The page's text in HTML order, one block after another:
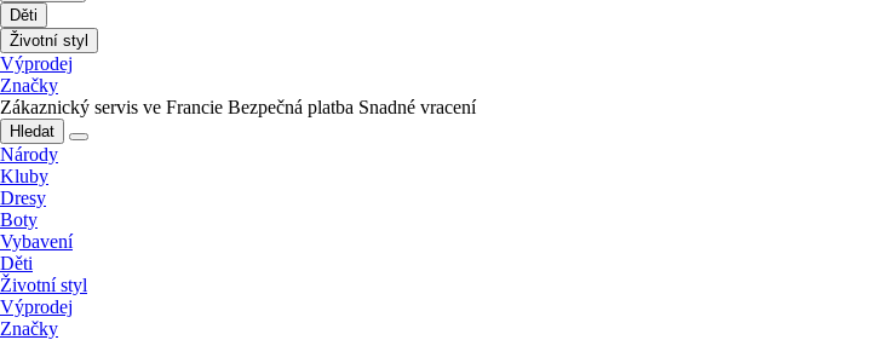
Děti
Životní styl
Výprodej
Značky
Zákaznický servis ve Francie Bezpečná platba Snadné vracení
Hledat
Národy
Kluby
Dresy
Boty
Vybavení
Děti
Životní styl
Výprodej
Značky